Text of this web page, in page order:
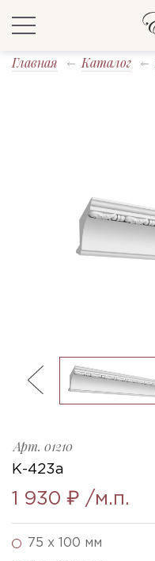
Главная Каталог
Арт. 01210
К-423а
1 930 ₽ /м.п.
75 x 100 мм